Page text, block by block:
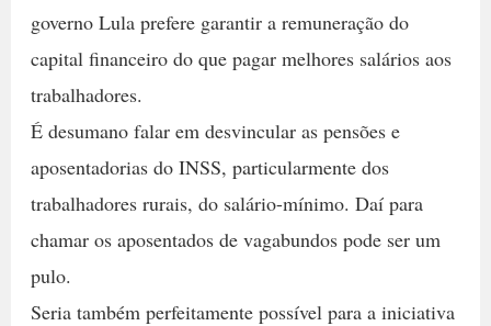
governo Lula prefere garantir a remuneração do
capital financeiro do que pagar melhores salários aos
trabalhadores.
É desumano falar em desvincular as pensões e
aposentadorias do INSS, particularmente dos
trabalhadores rurais, do salário-mínimo. Daí para
chamar os aposentados de vagabundos pode ser um
pulo.
Seria também perfeitamente possível para a iniciativa